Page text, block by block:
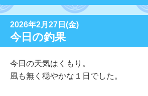
2026年2月27日(金)
今日の釣果
今日の天気はくもり。
風も無く穏やかな１日でした。